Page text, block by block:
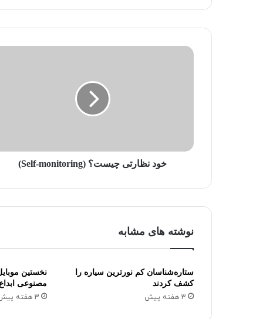
ی
خ
ی
خود نظارتی چیست؟ (Self-monitoring)
نوشته های مشابه
ستاره‌شناسان کم نورترین سیاره را
کشف کردند
3 هفته پیش
نخستین
مصنوعی
3 هفته پیش